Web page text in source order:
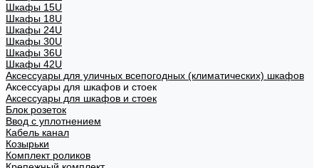
Шкафы 15U
Шкафы 18U
Шкафы 24U
Шкафы 30U
Шкафы 36U
Шкафы 42U
Аксессуары для уличных всепогодных (климатических) шкафов
Аксессуары для шкафов и стоек
Аксессуары для шкафов и стоек
Блок розеток
Ввод с уплотнением
Кабель канал
Козырьки
Комплект роликов